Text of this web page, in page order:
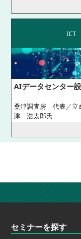
ICT
AIデータセンター
桑津調査房 代表／
津 浩太郎氏
セミナーを探す